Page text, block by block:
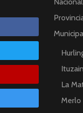
La
Merlo